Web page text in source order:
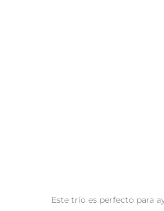
Este trío es perfecto para